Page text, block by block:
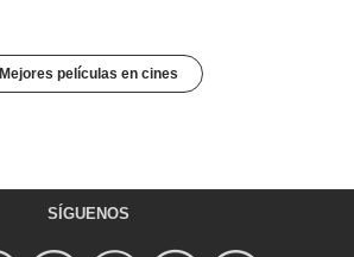
Mejores películas en cines
SÍGUENOS